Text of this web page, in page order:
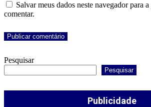
Salvar meus dados neste navegador para
comentar.
Pesquisar
Pesquisar
Publicidade